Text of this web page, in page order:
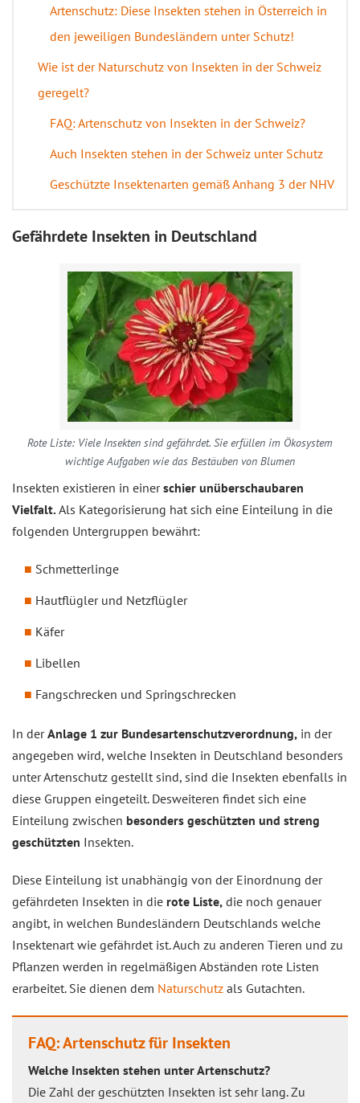
Artenschutz: Diese Insekten stehen in Österreich in
den jeweiligen Bundesländern unter Schutz!
Wie ist der Naturschutz von Insekten in der Schweiz
geregelt?
FAQ: Artenschutz von Insekten in der Schweiz?
Auch Insekten stehen in der Schweiz unter Schutz
Geschützte Insektenarten gemäß Anhang 3 der NHV
Gefährdete Insekten in Deutschland
Rote Liste: Viele Insekten sind gefährdet. Sie erfüllen im Ökosystem
wichtige Aufgaben wie das Bestäuben von Blumen
Insekten existieren in einerschier unüberschaubaren
Vielfalt. Als Kategorisierung hat sich eine Einteilung in die
folgenden Untergruppen bewährt:
Schmetterlinge
Hautflügler und Netzflügler
Käfer
Libellen
Fangschrecken und Springschrecken
In derAnlage 1 zur Bundesartenschutzverordnung, in der
angegeben wird, welche Insekten in Deutschland besonders
unter Artenschutz gestellt sind, sind die Insekten ebenfalls in
diese Gruppen eingeteilt. Desweiteren findet sich eine
Einteilung zwischen besonders geschützten und streng
geschützten Insekten.
Diese Einteilung ist unabhängig von der Einordnung der
gefährdeten Insekten in die rote Liste, die noch genauer
angibt, in welchen Bundesländern Deutschlands welche
Insektenart wie gefährdet ist. Auch zu anderen Tieren und zu
Pflanzen werden in regelmäßigen Abständen rote Listen
erarbeitet. Sie dienen dem Naturschutz als Gutachten.
FAQ: Artenschutz für Insekten
Welche Insekten stehen unter Artenschutz?
Die Zahl der geschützten Insekten ist sehr lang. Zu